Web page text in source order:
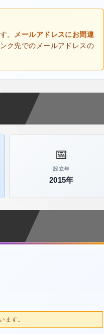
。 メールアドレスにお間違
ク先でのメールアドレスの
📅
設立年
2015年
ます。